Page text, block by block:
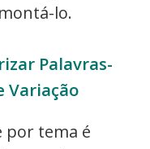
lo.
Palavras-
Variação
por tema é